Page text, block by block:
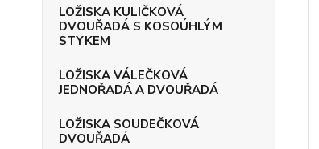
LOŽISKA KULIČKOVÁ
DVOUŘADÁ S KOSOÚHLÝM
STYKEM
LOŽISKA VÁLEČKOVÁ
JEDNOŘADÁ A DVOUŘADÁ
LOŽISKA SOUDEČKOVÁ
DVOUŘADÁ